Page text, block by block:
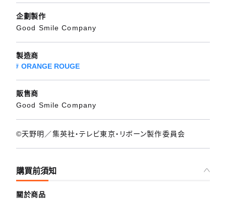
企劃製作
Good Smile Company
製造商
ORANGE ROUGE
販售商
Good Smile Company
©天野明／集英社・テレビ東京・リボーン製作委員会
購買前須知
關於商品